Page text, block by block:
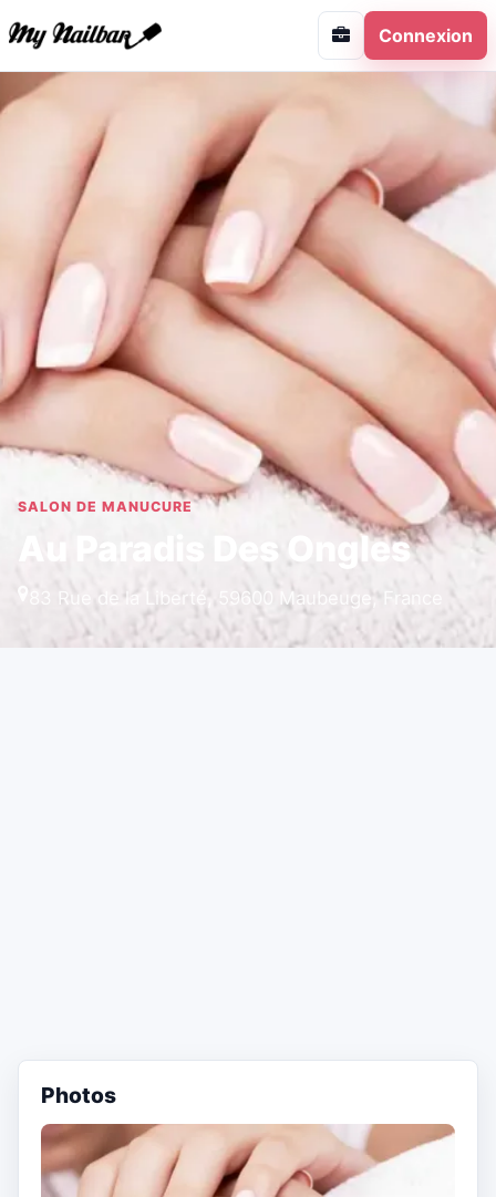
Connexion
SALON DE MANUCURE
Au Paradis Des Ongles
83 Rue de la Liberté, 59600 Maubeuge, France
Photos